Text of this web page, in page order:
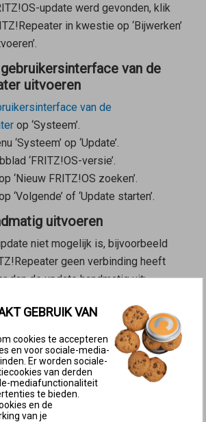
update werd gevonden, klik
in kwestie op ‘Bijwerken’
van de
uitvoeren
van de
op ‘Systeem’.
‘Systeem’ op ‘Update’.
‘FRITZ!OS-versie’.
‘Nieuw FRITZ!OS zoeken’.
‘Volgende’ of ‘Update starten’.
uitvoeren
niet mogelijk is, bijvoorbeeld
geen verbinding heeft
dan de update handmatig uit:
downloaden
FRITZ!OS-bestand. Als je met je
geen verbinding met internet
je het bestand bijvoorbeeld ook
smartphone met een mobiele
of op een computer bij bijvoorbeeld
GEBRUIK VAN
cookies te accepteren
en voor sociale-media-
Er worden sociale-
van derden
mediafunctionaliteit
te bieden.
en de
van je